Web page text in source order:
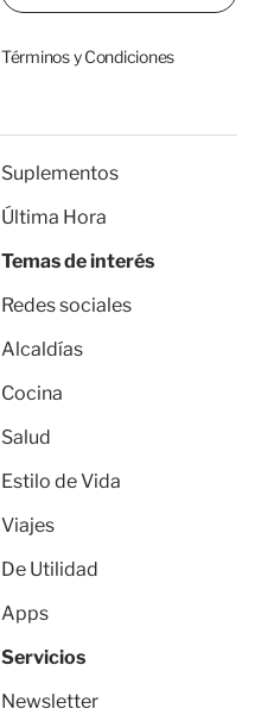
Términos y Condiciones
Suplementos
Última Hora
Temas de interés
Redes sociales
Alcaldías
Cocina
Salud
Estilo de Vida
Viajes
De Utilidad
Apps
Servicios
Newsletter